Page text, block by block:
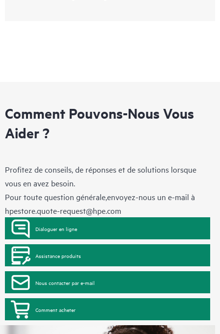
Comment Pouvons-Nous Vous
Aider ?
Profitez de conseils, de réponses et de solutions lorsque
vous en avez besoin.
Pour toute question générale,envoyez-nous un e-mail à
hpestore.quote-request@hpe.com
Dialoguer en ligne
Assistance produits
Nous contacter par e-mail
Comment acheter